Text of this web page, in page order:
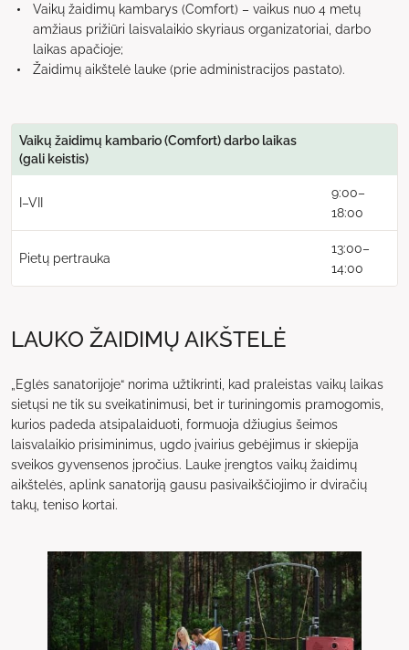
Vaikų žaidimų kambarys (Comfort) – vaikus nuo 4 metų
amžiaus prižiūri laisvalaikio skyriaus organizatoriai, darbo
laikas apačioje;
Žaidimų aikštelė lauke (prie administracijos pastato).
Vaikų žaidimų kambario (Comfort) darbo laikas
(gali keistis)
I–VII
9:00–
18:00
Pietų pertrauka
13:00–
14:00
LAUKO ŽAIDIMŲ AIKŠTELĖ
„Eglės sanatorijoje“ norima užtikrinti, kad praleistas vaikų laikas
sietųsi ne tik su sveikatinimusi, bet ir turiningomis pramogomis,
kurios padeda atsipalaiduoti, formuoja džiugius šeimos
laisvalaikio prisiminimus, ugdo įvairius gebėjimus ir skiepija
sveikos gyvensenos įpročius. Lauke įrengtos vaikų žaidimų
aikštelės, aplink sanatoriją gausu pasivaikščiojimo ir dviračių
takų, teniso kortai.